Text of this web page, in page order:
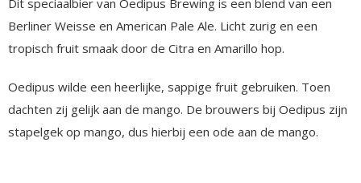
Berliner Weisse en American Pale Ale. Licht zurig en een
tropisch fruit smaak door de Citra en Amarillo hop.
Oedipus wilde een heerlijke, sappige fruit gebruiken. Toen
dachten zij gelijk aan de mango. De brouwers bij Oedipus zijn
stapelgek op mango, dus hierbij een ode aan de mango.